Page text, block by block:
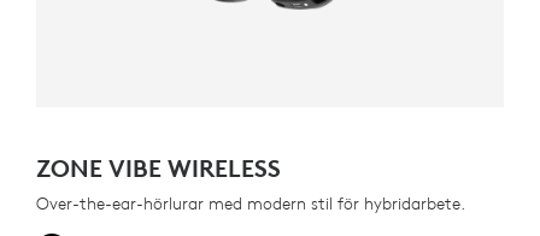
ZONE VIBE WIRELESS
Over-the-ear-hörlurar med modern stil för hybridarbete.